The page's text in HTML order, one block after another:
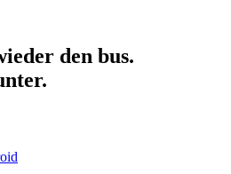
den bus.